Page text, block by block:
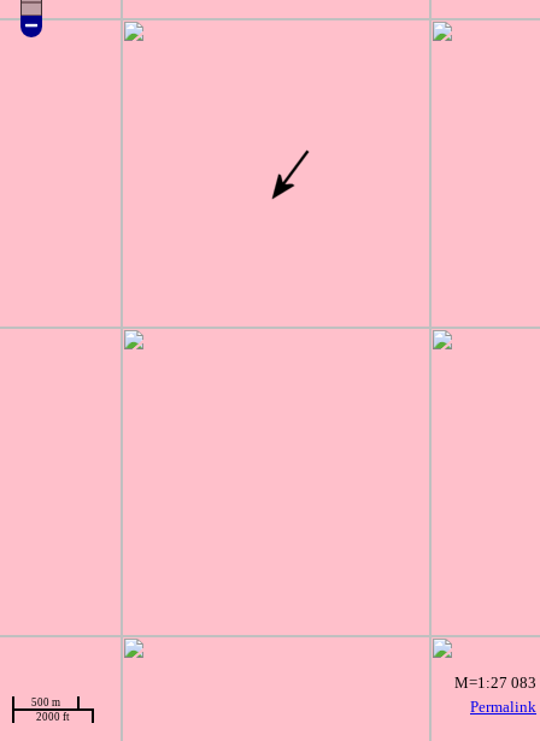
Permalink
500 m
2000 ft
M=1:27 083